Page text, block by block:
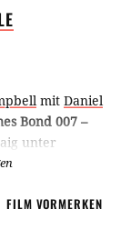
mit Daniel
Bond 007 –
unter
007-Debüt und
aller
erhielt.
FILM VORMERKEN